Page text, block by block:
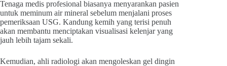
Tenaga medis profesional biasanya menyarankan pasien
untuk meminum air mineral sebelum menjalani proses
pemeriksaan USG. Kandung kemih yang terisi penuh
akan membantu menciptakan visualisasi kelenjar yang
jauh lebih tajam sekali.
Kemudian, ahli radiologi akan mengoleskan gel dingin